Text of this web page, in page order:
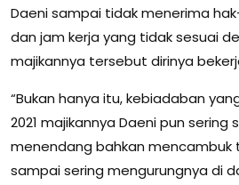
Daeni sampai tidak menerima
dan jam kerja yang tidak sesuai
majikannya tersebut dirinya
“Bukan hanya itu, kebiadaban
2021 majikannya Daeni pun sering
menendang bahkan
sampai sering mengurungnya di